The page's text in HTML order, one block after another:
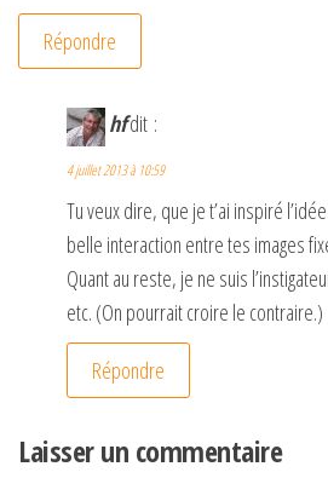
Répondre
hfdit :
4 juillet 2013 à 10:59
Tu veux dire, que je t’ai inspiré
belle interaction entre tes images
Quant au reste, je ne suis
etc. (On pourrait croire le contraire.)
Répondre
Laisser un commentaire